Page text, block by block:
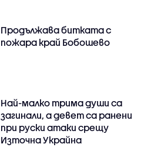
Продължава битката с
пожара край Бобошево
Най-малко трима души са
загинали, а девет са ранени
при руски атаки срещу
Източна Украйна